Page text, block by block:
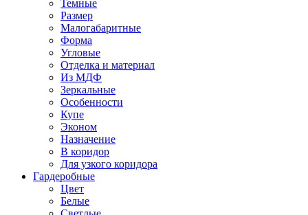
Темные
Размер
Малогабаритные
Форма
Угловые
Отделка и материал
Из МДФ
Зеркальные
Особенности
Купе
Эконом
Назначение
В коридор
Для узкого коридора
Гардеробные
Цвет
Белые